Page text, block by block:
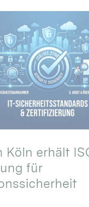
Köln erhält
für